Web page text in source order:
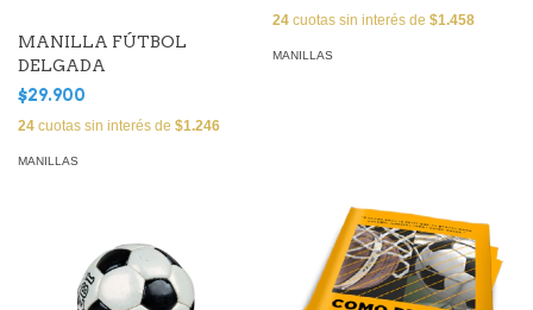
MANILLA FÚTBOL
DELGADA
$29.900
24 cuotas sin interés de $1.246
MANILLAS
24 cuotas sin interés de $1.458
MANILLAS